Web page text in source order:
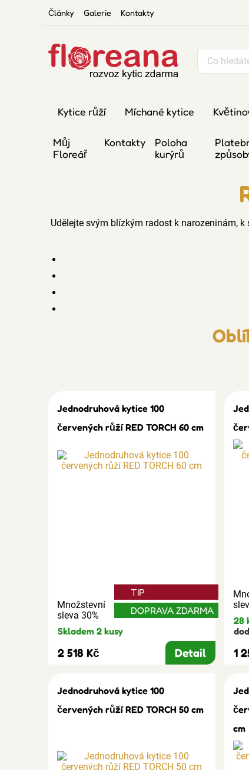
Články Galerie Kontakty
Kytice růží Míchané kytice
Můj
Floreář
Kontakty
Poloha
kurýrů
Udělejte svým blízkým radost k narozeninám,
Jednodruhová kytice 100
červených růží RED TORCH 60 cm
Množstevní
sleva 30%
TIP
DOPRAVA ZDARMA
Skladem 2 kusy
2 518 Kč Detail
28
1
Jednodruhová kytice 100
červených růží RED TORCH 50 cm
cm